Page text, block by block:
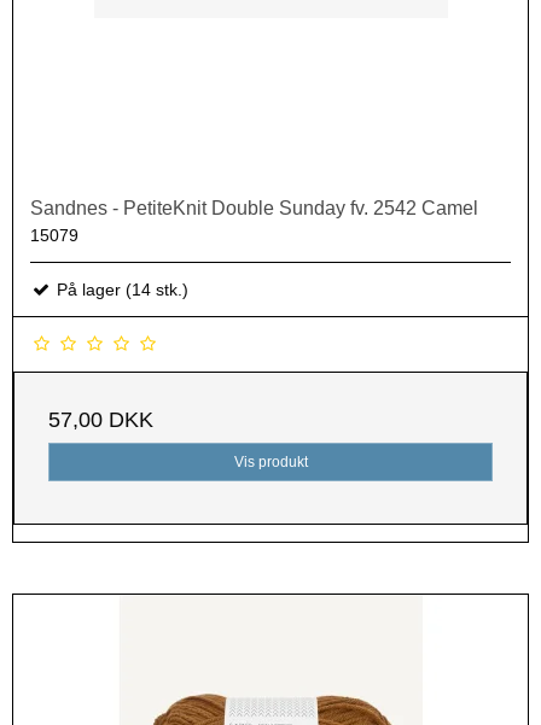
Sandnes - PetiteKnit Double Sunday fv. 2542 Camel
15079
På lager (14 stk.)
57,00 DKK
Vis produkt